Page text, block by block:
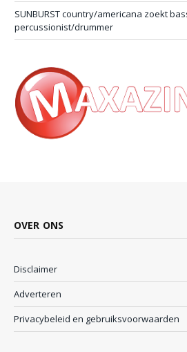
SUNBURST country/americana zoekt
percussionist/drummer
OVER ONS
Disclaimer
Adverteren
Privacybeleid en gebruiksvoorwaarden